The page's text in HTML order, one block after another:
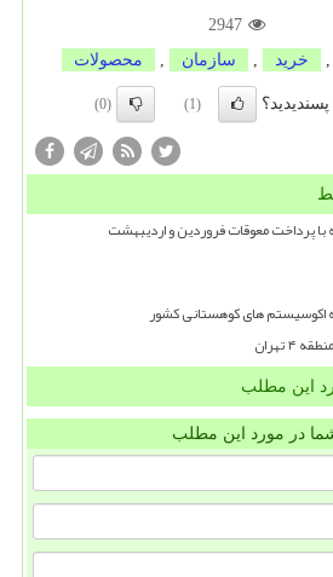
2947
خرید سازمان محصولات
(1)
(0)
با پرداخت معوقات فروردین و اردیبهشت
اکوسیستم های کوهستانی کشور
این مطلب
در مورد این مطلب